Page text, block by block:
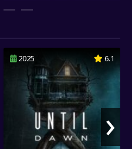
değil, aynı zamanda
yolculuğunu da gözler
çarpıcı silah
dünyasının etkileyici
yükselten bir yapım
olarak John Wick 1
Türkçe dublaj ve
dileriz...
2025 6.1
›